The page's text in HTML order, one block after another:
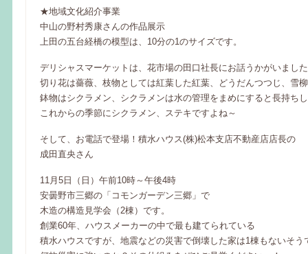
★地域文化紹介事業
中山の野村秀康さんの作品展示
上田の五台経橋の模型は、10分の1のサイズです。
デリシャスマーケットは、花市場の田口社長にお話うかがいまし
切り花は薔薇、枝物としては紅葉した紅葉、どうだんつつじ、雪
鉢物はシクラメン、シクラメンは水の管理をまめにすると長持ち
これからの季節にシクラメン、ステキですよね～
そして、お電話で登場！積水ハウス(株)松本支店不動産店店長の
成田直央さん
11月5日（日）午前10時～午後4時
安曇野市三郷の「コモンガーデン三郷」で
木造の構造見学会（2棟）です。
創業60年、ハウスメーカーの中で最も建てられている
積水ハウスですが、地震などの災害で倒壊した家は1棟もないそう